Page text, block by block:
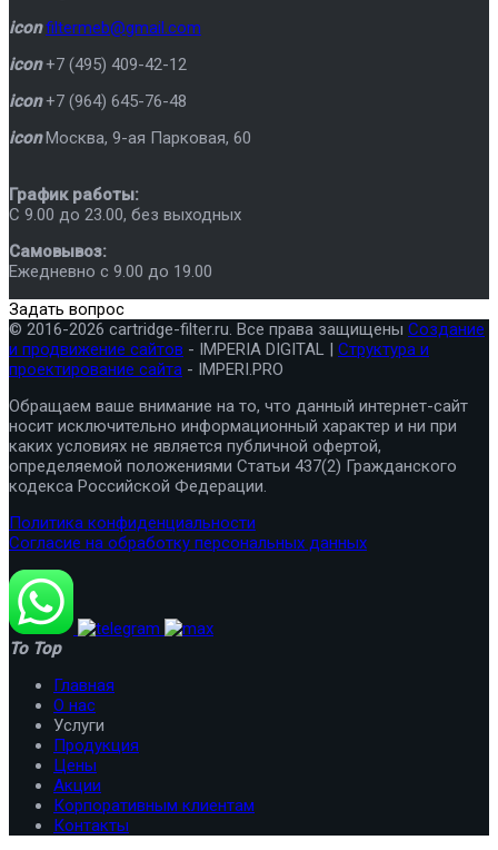
icon filtermeb@gmail.com
icon +7 (495) 409-42-12
icon +7 (964) 645-76-48
icon Москва, 9-ая Парковая, 60
График работы:
C 9.00 до 23.00, без выходных
Самовывоз:
Ежедневно с 9.00 до 19.00
Задать вопрос
© 2016-2026 cartridge-filter.ru. Все права защищены Создание
и продвижение сайтов - IMPERIA DIGITAL | Структура и
проектирование сайта - IMPERI.PRO
Обращаем ваше внимание на то, что данный интернет-сайт
носит исключительно информационный характер и ни при
каких условиях не является публичной офертой,
определяемой положениями Статьи 437(2) Гражданского
кодекса Российской Федерации.
Политика конфиденциальности
Согласие на обработку персональных данных
To Top
Главная
О нас
Услуги
Продукция
Цены
Акции
Корпоративным клиентам
Контакты